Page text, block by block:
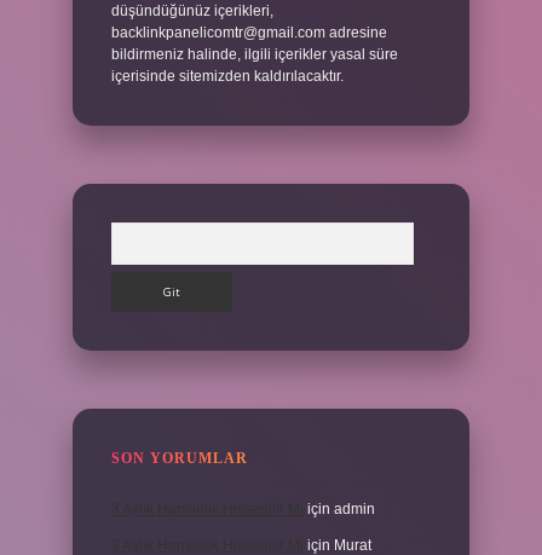
düşündüğünüz içerikleri,
backlinkpanelicomtr@gmail.com adresine
bildirmeniz halinde, ilgili içerikler yasal süre
içerisinde sitemizden kaldırılacaktır.
SON YORUMLAR
için admin
için Murat